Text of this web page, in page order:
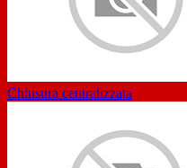
Chiusura centralizzata